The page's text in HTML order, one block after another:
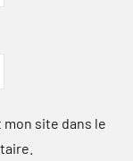
site dans le